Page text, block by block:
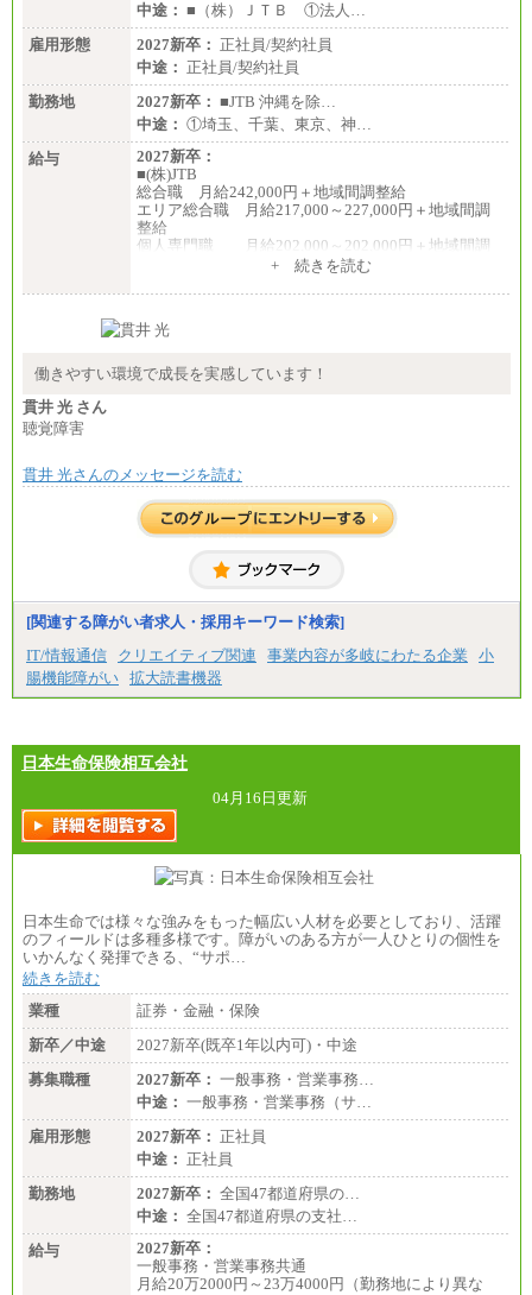
中途： ■（株）ＪＴＢ ①法人…
雇用形態
2027新卒： 正社員/契約社員
中途： 正社員/契約社員
勤務地
2027新卒： ■JTB 沖縄を除…
中途： ①埼玉、千葉、東京、神…
給与
2027新卒：
■(株)JTB
総合職 月給242,000円＋地域間調整給
エリア総合職 月給217,000～227,000円＋地域間調
整給
個人専門職 月給202,000～202,000円＋地域間調
総合職 月給208,000～235,000円
※詳細はJTBキャリアサイトよりご確認ください。
総合職 月給220,000～230,000円＋地域間調整給
整給
※詳細はJTBキャリアサイトよりご確認ください。
■(株)JTBコミュニケーションデザイン
総合職 月給230,000円
みなし残業手当：20,000円（一律支給）※みなし
残業手当の残業時間は10.43時間。
間に応じて、時間外手当等を支給。
エリアサポート職 月給188,000円
■（株）JTBグローバルマーケティング＆トラベル
訪日事業職 月給202,000～227,000円＋地域間調整
給
※詳細はJTBキャリアサイトよりご確認ください。
■(株)JTBビジネストランスフォーム
総合職 月給205,000～225,000円＋地域間調整給
※詳細はJTBキャリアサイトよりご確認ください。
■(株)JTBデータサービス ※2027年新卒募集終了
※詳細はJTBキャリアサイトよりご確認ください。
■I&Jデジタルイノベーション(株)
総合職 月給224,500～242,600円＋地域手当
※詳細はJTBキャリアサイトよりご確認ください。
＜有期社員コース＞
■(株)JTBビジネストランスフォーム
有期契約職 月給185,000～195,000円
※詳細はJTBキャリアサイトよりご確認ください。
■(株)JTBパブリッシング ※2027年新卒募集終了
総合職 月給241,000円
中途：
①月給227,000円以上
②月給212,000円以上
③月給172,500円以上
+ 続きを読む
働きやすい環境で成長を実感しています！
貫井 光 さん
聴覚障害
貫井 光さんのメッセージを読む
[関連する障がい者求人・採用キーワード検索]
IT/情報通信
クリエイティブ関連 事業内容が多岐にわたる企業
小
腸機能障がい 拡大読書機器
日本生命保険相互会社
04月16日更新
日本生命では様々な強みをもった幅広い人材を必要としており、活躍
のフィールドは多種多様です。障がいのある方が一人ひとりの個性を
いかんなく発揮できる、“サポ…
続きを読む
業種
証券・金融・保険
新卒／中途
2027新卒(既卒1年以内可)・中途
募集職種
2027新卒： 一般事務・営業事務…
中途： 一般事務・営業事務（サ…
雇用形態
2027新卒： 正社員
中途： 正社員
勤務地
2027新卒： 全国47都道府県の…
中途： 全国47都道府県の支社…
給与
2027新卒：
一般事務・営業事務共通
月給20万2000円～23万4000円（勤務地により異な